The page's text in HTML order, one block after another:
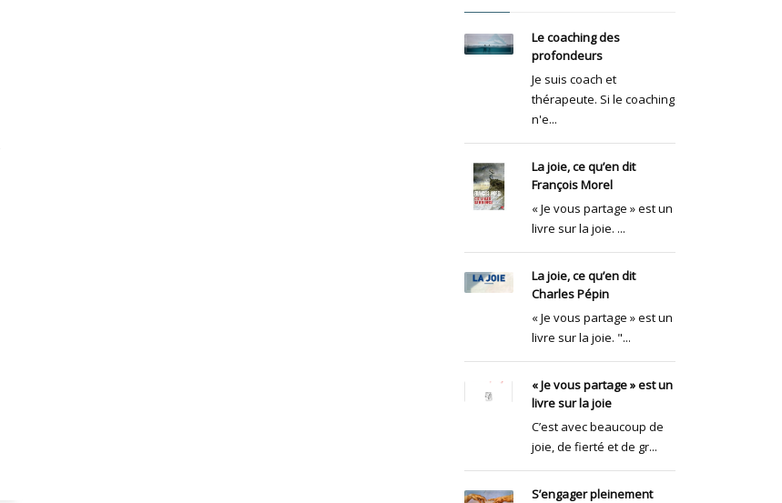
Le coaching des
profondeurs
Je suis coach et
thérapeute. Si le coaching
n'e...
La joie, ce qu’en dit
François Morel
« Je vous partage » est un
livre sur la joie. ...
La joie, ce qu’en dit
Charles Pépin
« Je vous partage » est un
livre sur la joie. "...
« Je vous partage » est un
livre sur la joie
C’est avec beaucoup de
joie, de fierté et de gr...
S’engager pleinement